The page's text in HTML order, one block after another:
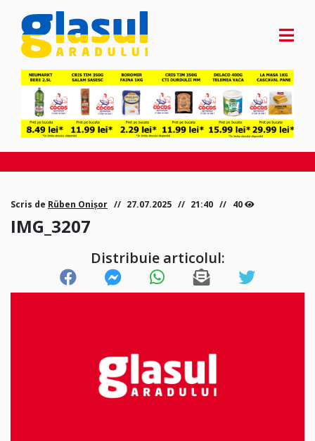
Scris de Rüben Onișor 27.07.2025 21:40 40
IMG_3207
Distribuie articolul: